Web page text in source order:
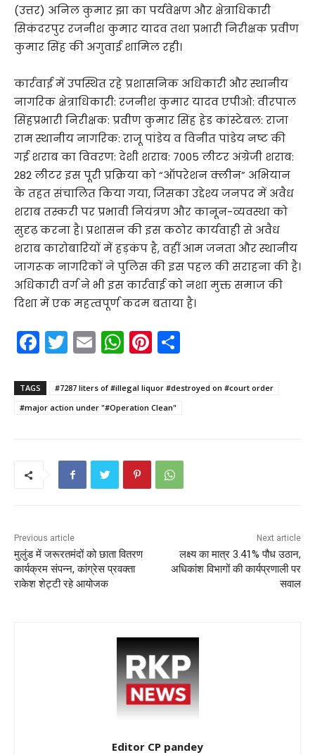
(उत्तर) अनिल कुमार झा का पर्यवेक्षण और क्षेत्राधिकारी
सिकंदरपुर रजनीश कुमार यादव तथा प्रभारी निरीक्षक प्रवीण
कुमार सिंह की अगुवाई शामिल रही।
कार्रवाई में उपस्थित रहे प्रशासनिक अधिकारी और स्थानीय
नागरिक क्षेत्राधिकारी: रजनीश कुमार यादव एपीओ: वीरपाल
सिंहप्रभारी निरीक्षक: प्रवीण कुमार सिंह हेड कांस्टेबल: राजा
राम स्थानीय नागरिक: राजू पांडेय व विनीत पांडेय नष्ट की
गई शराब का विवरण: देशी शराब: 7005 लीटर अंग्रेजी शराब:
282 लीटर इस पूरी प्रक्रिया को “ऑपरेशन क्लीन” अभियान
के तहत संचालित किया गया, जिसका उद्देश्य जनपद में अवैध
शराब तस्करी पर प्रभावी नियंत्रण और कानून-व्यवस्था को
सुदृढ़ करना है। प्रशासन की इस कठोर कार्यवाही से अवैध
शराब कारोबारियों में हड़कंप है, वहीं आम जनता और स्थानीय
जागरूक नागरिकों ने पुलिस की इस पहल की सराहना की है।
अधिकारी वर्ग ने भी इस कार्रवाई को नशा मुक्त समाज की
दिशा में एक महत्वपूर्ण कदम बताया है।
F
a
c
e
T
w
itt
er
E
m
ai
l
W
h
a
ts
p
p
Pi
nt
er
e
ar
TAGS
#7287 liters of #illegal liquor #destroyed on #court order
#major action under "#Operation Clean"
Previous article
मुलुंड में जरूरतमंदों को छाता वितरण
कार्यक्रम संपन्न, कांग्रेस प्रवक्ता
राकेश शेट्टी रहे आयोजक
Next article
लक्ष्य का मात्र 3.41% पौध उठान,
अधिकांश विभागों की कार्यप्रणाली पर
सवाल
Editor CP pandey